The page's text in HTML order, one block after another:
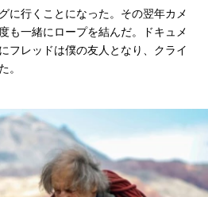
に行くことになった。その翌年カメ
も一緒にロープを結んだ。ドキュメ
フレッドは僕の友人となり、クライ
。